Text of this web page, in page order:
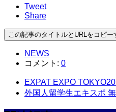
Tweet
Share
この記事のタイトルとURLをコピー
NEWS
コメント: 0
EXPAT EXPO
外国人留学生エキスポ